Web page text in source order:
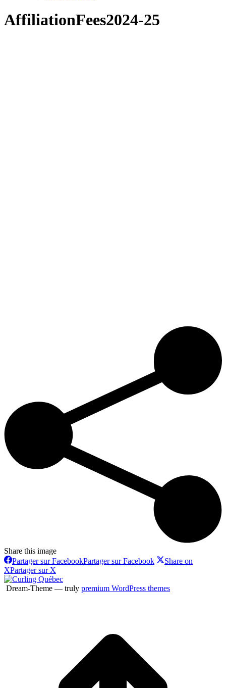
AffiliationFees2024-25
Share this image
Partager sur FacebookPartager sur Facebook
Share on
XPartager sur X
Dream-Theme — truly premium WordPress themes